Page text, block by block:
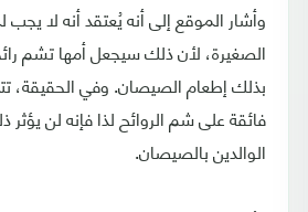
وأشار الموقع إلى أنه يُعتقد أنه لا
الصغيرة، لأن ذلك سيجعل أمها تشم
بذلك إطعام الصيصان. وفي الحقيقة،
فائقة على شم الروائح لذا فإنه لن يؤثر
الوالدين بالصيصان.